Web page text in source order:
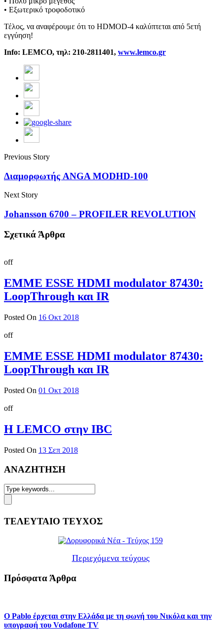
• Εξωτερικό τροφοδοτικό
Τέλος, να αναφέρουμε ότι το HDMOD-4 καλύπτεται από 5ετή
εγγύηση!
Info: LEMCO, τηλ: 210-2811401, www.lemco.gr
Previous Story
Διαμορφωτής ANGA MODHD-100
Next Story
Johansson 6700 – PROFILER REVOLUTION
Σχετικά Άρθρα
off
EMME ESSE HDMI modulator 87430:
LoopThrough και IR
Posted On 16 Οκτ 2018
off
EMME ESSE HDMI modulator 87430:
LoopThrough και IR
Posted On 01 Οκτ 2018
off
Η LEMCO στην IBC
Posted On 13 Σεπ 2018
ΑΝΑΖΗΤΗΣΗ
ΤΕΛΕΥΤΑΙΟ ΤΕΥΧΟΣ
Περιεχόμενα τεύχους
Πρόσφατα Άρθρα
Ο Pablo έρχεται στην Ελλάδα με τη φωνή του Νικόλα και την
υπογραφή του Vodafone TV